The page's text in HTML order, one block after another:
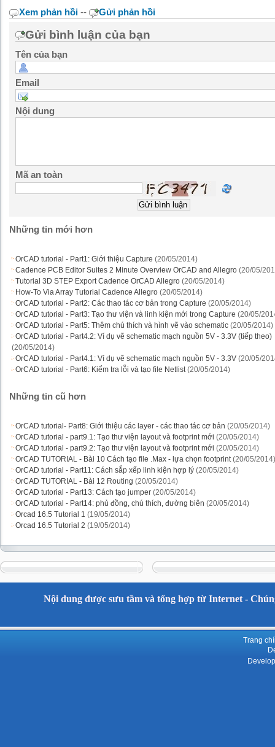
Xem phản hồi -- Gửi phản hồi
Gửi bình luận của bạn
Tên của bạn
Email
Nội dung
Mã an toàn
Những tin mới hơn
OrCAD tutorial - Part1: Giới thiệu Capture (20/05/2014)
Cadence PCB Editor Suites 2 Minute Overview OrCAD and Allegro (20/05/
Tutorial 3D STEP Export Cadence OrCAD Allegro (20/05/2014)
How-To Via Array Tutorial Cadence Allegro (20/05/2014)
OrCAD tutorial - Part2: Các thao tác cơ bản trong Capture (20/05/2014)
OrCAD tutorial - Part3: Tạo thư viện và linh kiện mới trong Capture (20/05/
OrCAD tutorial - Part5: Thêm chú thích và hình vẽ vào schematic (20/05/2014)
OrCAD tutorial - Part4.2: Ví dụ vẽ schematic mạch nguồn 5V - 3.3V (tiếp theo)
(20/05/2014)
OrCAD tutorial - Part4.1: Ví dụ vẽ schematic mạch nguồn 5V - 3.3V (20/05/
OrCAD tutorial - Part6: Kiểm tra lỗi và tạo file Netlist (20/05/2014)
Những tin cũ hơn
OrCAD tutorial- Part8: Giới thiệu các layer - các thao tác cơ bản (20/05/2014)
OrCAD tutorial - part9.1: Tạo thư viện layout và footprint mới (20/05/2014)
OrCAD tutorial - part9.2: Tạo thư viện layout và footprint mới (20/05/2014)
OrCAD TUTORIAL - Bài 10 Cách tạo file .Max - lựa chọn footprint (20/05/2014)
OrCAD tutorial - Part11: Cách sắp xếp linh kiện hợp lý (20/05/2014)
OrCAD TUTORIAL - Bài 12 Routing (20/05/2014)
OrCAD tutorial - Part13: Cách tạo jumper (20/05/2014)
OrCAD tutorial - Part14: phủ đồng, chú thích, đường biên (20/05/2014)
Orcad 16.5 Tutorial 1 (19/05/2014)
Orcad 16.5 Tutorial 2 (19/05/2014)
Nội dung được sưu tầm và tổng hợp từ Internet -
Trang